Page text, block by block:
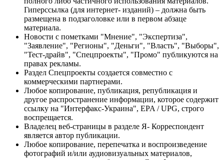
Гиперссылка (для интернет- изданий) – должна быть
размещена в подзаголовке или в первом абзаце
материала.
Новости с пометками "Мнение", "Экспертиза",
"Заявление", "Регионы", "Деньги", "Власть", "Выборы",
"Тест-драйв", "Спецпроекты", "Промо" публикуются на
правах рекламы.
Раздел Спецпроекты создается совместно с
коммерческими партнерами.
Любое копирование, публикация, републикация и
другое распространение информации, которое содержит
ссылку на "Интерфакс-Украина", EPA / UPG, строго
воспрещается.
Владелец веб-страницы в разделе Я- Корреспондент
является автор публикации.
Любое копирование, перепечатка и воспроизведение
фотографий и/или аудиовизуальных материалов,